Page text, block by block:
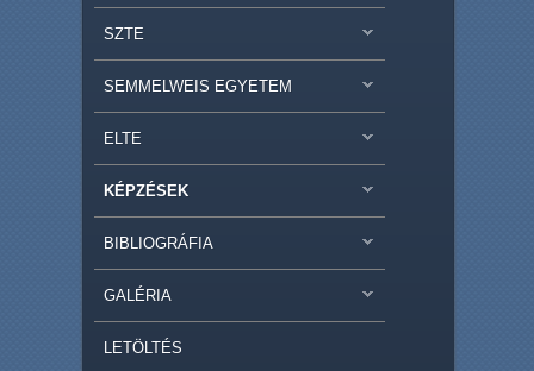
SZTE
SEMMELWEIS EGYETEM
ELTE
KÉPZÉSEK
BIBLIOGRÁFIA
GALÉRIA
LETÖLTÉS